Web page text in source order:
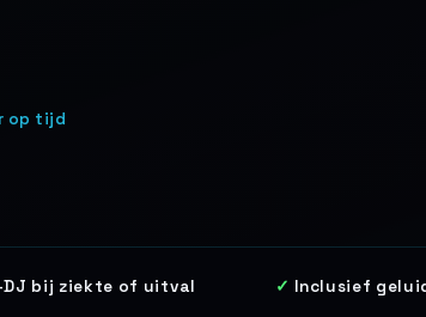
op tijd
DJ bij ziekte of uitval Inclusief